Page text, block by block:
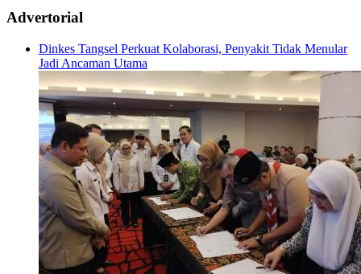
Advertorial
Dinkes Tangsel Perkuat Kolaborasi, Penyakit Tidak Menular
Jadi Ancaman Utama